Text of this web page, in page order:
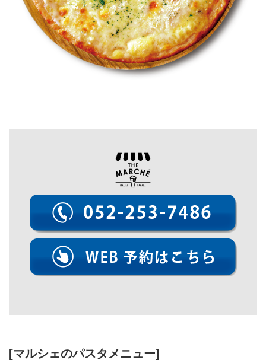
[マルシェのパスタメニュー]